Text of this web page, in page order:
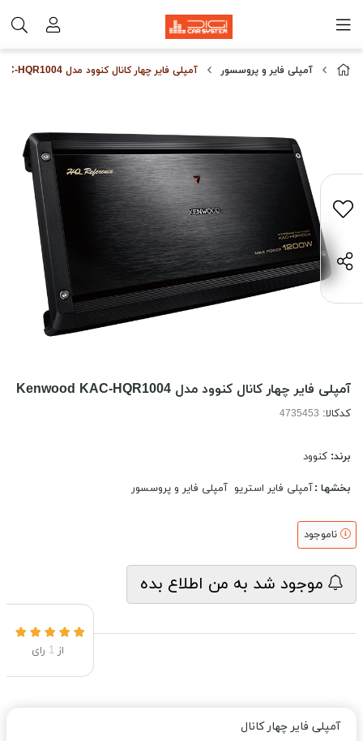
آمپلی فایر و پروسسور آمپلی فایر چهار کانال کنوود مدل Kenwood KAC-HQR1004
آمپلی فایر چهار کانال کنوود مدل Kenwood KAC-HQR1004
کدکالا:
برند: کنوود
بخشها :آمپلی فایر استریو آمپلی فایر و پروسسور
ناموجود
موجود شد به من اطلاع بده
از 1 رای
آمپلی فایر چهار کانال